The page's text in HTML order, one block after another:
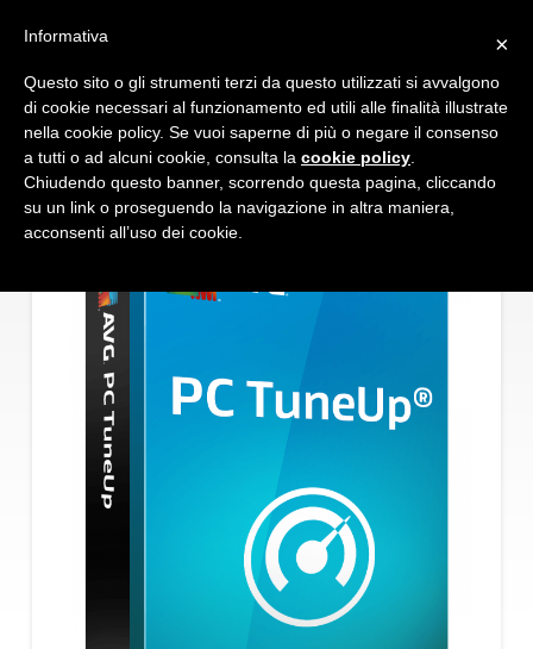
Shop AVG TuneUp
×
Informativa
Questo sito o gli strumenti terzi da questo utilizzati si avvalgono
di cookie necessari al funzionamento ed utili alle finalità illustrate
nella cookie policy. Se vuoi saperne di più o negare il consenso
a tutti o ad alcuni cookie, consulta la cookie policy.
Chiudendo questo banner, scorrendo questa pagina, cliccando
su un link o proseguendo la navigazione in altra maniera,
acconsenti all’uso dei cookie.